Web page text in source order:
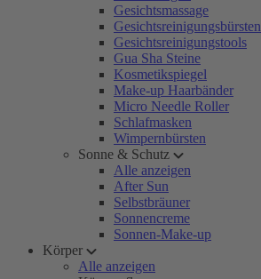
Gesichtsmassage
Gesichtsreinigungsbürsten
Gesichtsreinigungstools
Gua Sha Steine
Kosmetikspiegel
Make-up Haarbänder
Micro Needle Roller
Schlafmasken
Wimpernbürsten
Sonne & Schutz
Alle anzeigen
After Sun
Selbstbräuner
Sonnencreme
Sonnen-Make-up
Körper
Alle anzeigen